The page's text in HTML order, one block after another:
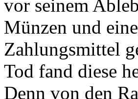
vor seinem
Münzen und
Zahlungsmittel
Tod fand diese
Denn von den